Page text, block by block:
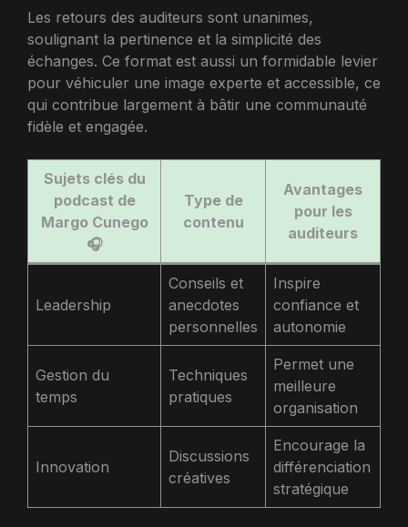
Les retours des auditeurs sont unanimes,
soulignant la pertinence et la simplicité des
échanges. Ce format est aussi un formidable levier
pour véhiculer une image experte et accessible, ce
qui contribue largement à bâtir une communauté
fidèle et engagée.
Sujets clés du
podcast de
Margo Cunego
🎧
Type de
contenu
Avantages
pour les
auditeurs
Leadership
Conseils et
anecdotes
personnelles
Inspire
confiance et
autonomie
Gestion du
temps
Techniques
pratiques
Permet une
meilleure
organisation
Innovation
Discussions
créatives
Encourage la
différenciation
stratégique